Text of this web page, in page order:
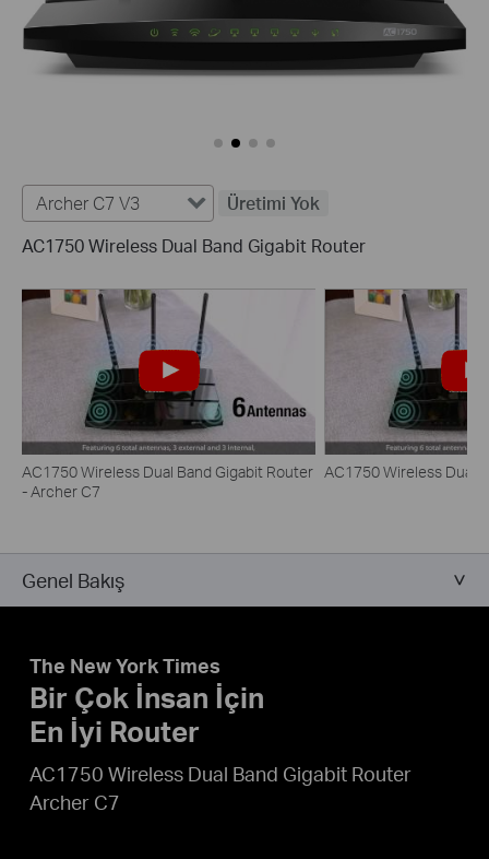
Archer C7 V3
Üretimi Yok
AC1750 Wireless Dual Band Gigabit Router
AC1750 Wireless Dual Band Gigabit Router
- Archer C7
AC1750 Wireless Dual
Genel Bakış
The New York Times
Bir Çok İnsan İçin
En İyi Router
AC1750 Wireless Dual Band Gigabit Router
Archer C7